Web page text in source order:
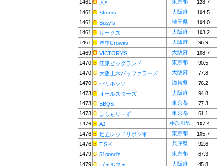
1461
人s 東京都
128.7
1461
Storms 大阪府
104.5
1461
Busy's 埼玉県
104.0
1461
ルークス 大阪府
103.2
1461
豊中Crowns 大阪府
96.9
1469
VICTORY'S 大阪府
108.7
1470
江東ビッグランド 東京都
90.5
1470
大阪上六バッファラーズ 大阪府
77.8
1470
バリネッツ 滋賀県
76.2
1473
オールスターズ 大阪府
94.8
1473
BBQS 東京都
77.3
1473
よしもり～ず 東京都
61.1
1476
AJ 神奈川県
107.4
1476
足立レッドリボン軍 東京都
105.7
1476
T.S.K 兵庫県
92.6
1479
51pond's 東京都
67.3
1479
ヴェルフェ 大阪府
45.8